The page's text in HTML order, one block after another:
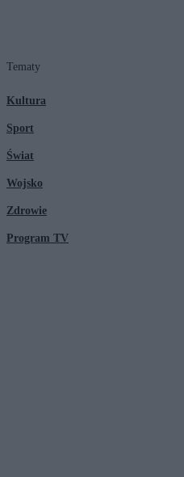
Tematy
Kultura
Sport
Świat
Wojsko
Zdrowie
Program TV